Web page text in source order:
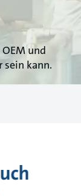
und
sein kann.